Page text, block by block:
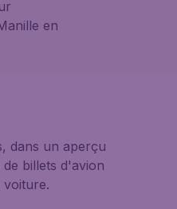
en
dans un aperçu
billets d'avion
voiture.